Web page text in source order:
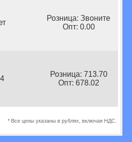
Розница: Звоните
Опт: 0.00
Розница: 713.70
Опт: 678.02
* Все цены указаны в рублях, включая НДС.